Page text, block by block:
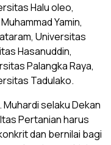
Halu oleo,
Yamin,
Universitas
Hasanuddin,
Palangka Raya,
Tadulako.
selaku Dekan
Pertanian harus
dan bernilai bagi